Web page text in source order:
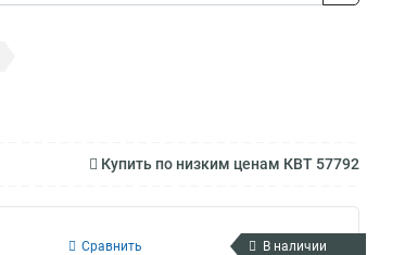
Купить по низким ценам КВТ 57792
Сравнить В наличии